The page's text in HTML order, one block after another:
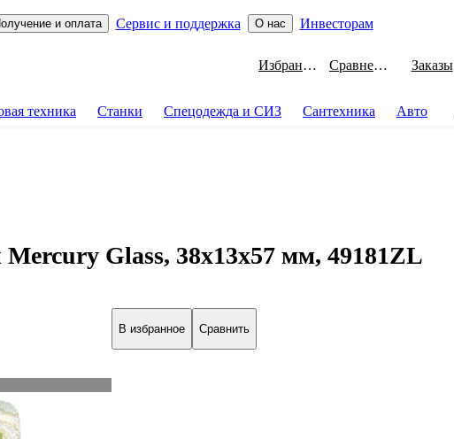
и оплата Сервис и поддержка О нас Инвесторам
Избранное Сравнение Заказы
техника Станки Спецодежда и СИЗ Сантехника Авто
Glass, 38x13x57 мм, 49181ZL
В избранное Сравнить